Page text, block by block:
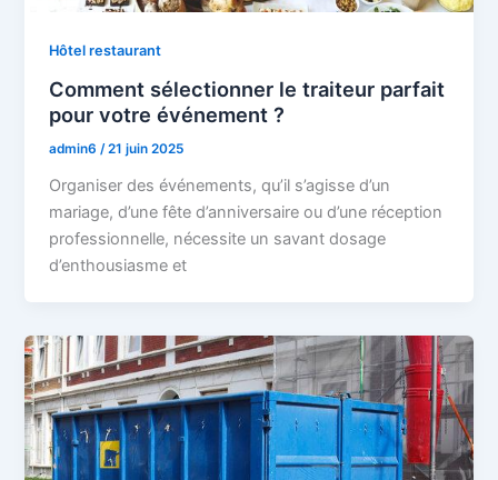
Hôtel restaurant
Comment sélectionner le traiteur parfait
pour votre événement ?
admin6 /21 juin 2025
Organiser des événements, qu’il s’agisse d’un
mariage, d’une fête d’anniversaire ou d’une réception
professionnelle, nécessite un savant dosage
d’enthousiasme et